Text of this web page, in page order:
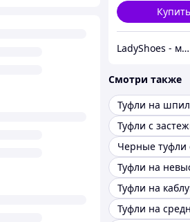
Купить
LadyShoes - магазин жіночого взуття! Стильно, модно, гарно!
Смотри также
Туфли на